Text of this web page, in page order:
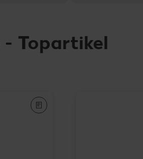
- Topartikel